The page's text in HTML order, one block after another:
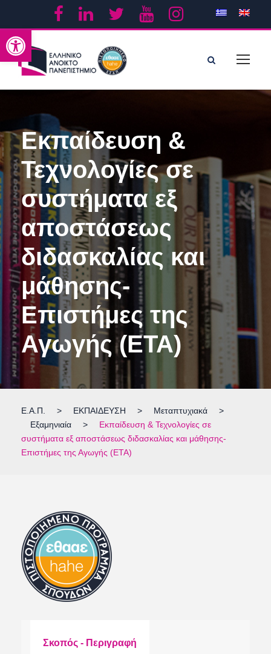
Ανοίξτε τη γραμμή εργαλείων
Εκπαίδευση &
Τεχνολογίες σε
συστήματα εξ
αποστάσεως
διδασκαλίας και
μάθησης-
Επιστήμες της
Αγωγής (ΕΤΑ)
Ε.Α.Π. > ΕΚΠΑΙΔΕΥΣΗ > Μεταπτυχιακά
>
Εξαμηνιαία
>
Εκπαίδευση & Τεχνολογίες σε
συστήματα εξ αποστάσεως διδασκαλίας και μάθησης-
Επιστήμες της Αγωγής (ΕΤΑ)
Σκοπός - Περιγραφή